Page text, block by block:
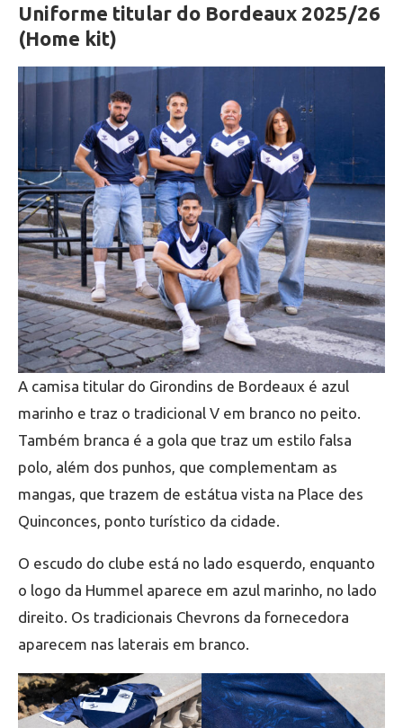
Uniforme titular do Bordeaux 2025/26
(Home kit)
A camisa titular do Girondins de Bordeaux é azul
marinho e traz o tradicional V em branco no peito.
Também branca é a gola que traz um estilo falsa
polo, além dos punhos, que complementam as
mangas, que trazem de estátua vista na Place des
Quinconces, ponto turístico da cidade.
O escudo do clube está no lado esquerdo, enquanto
o logo da Hummel aparece em azul marinho, no lado
direito. Os tradicionais Chevrons da fornecedora
aparecem nas laterais em branco.